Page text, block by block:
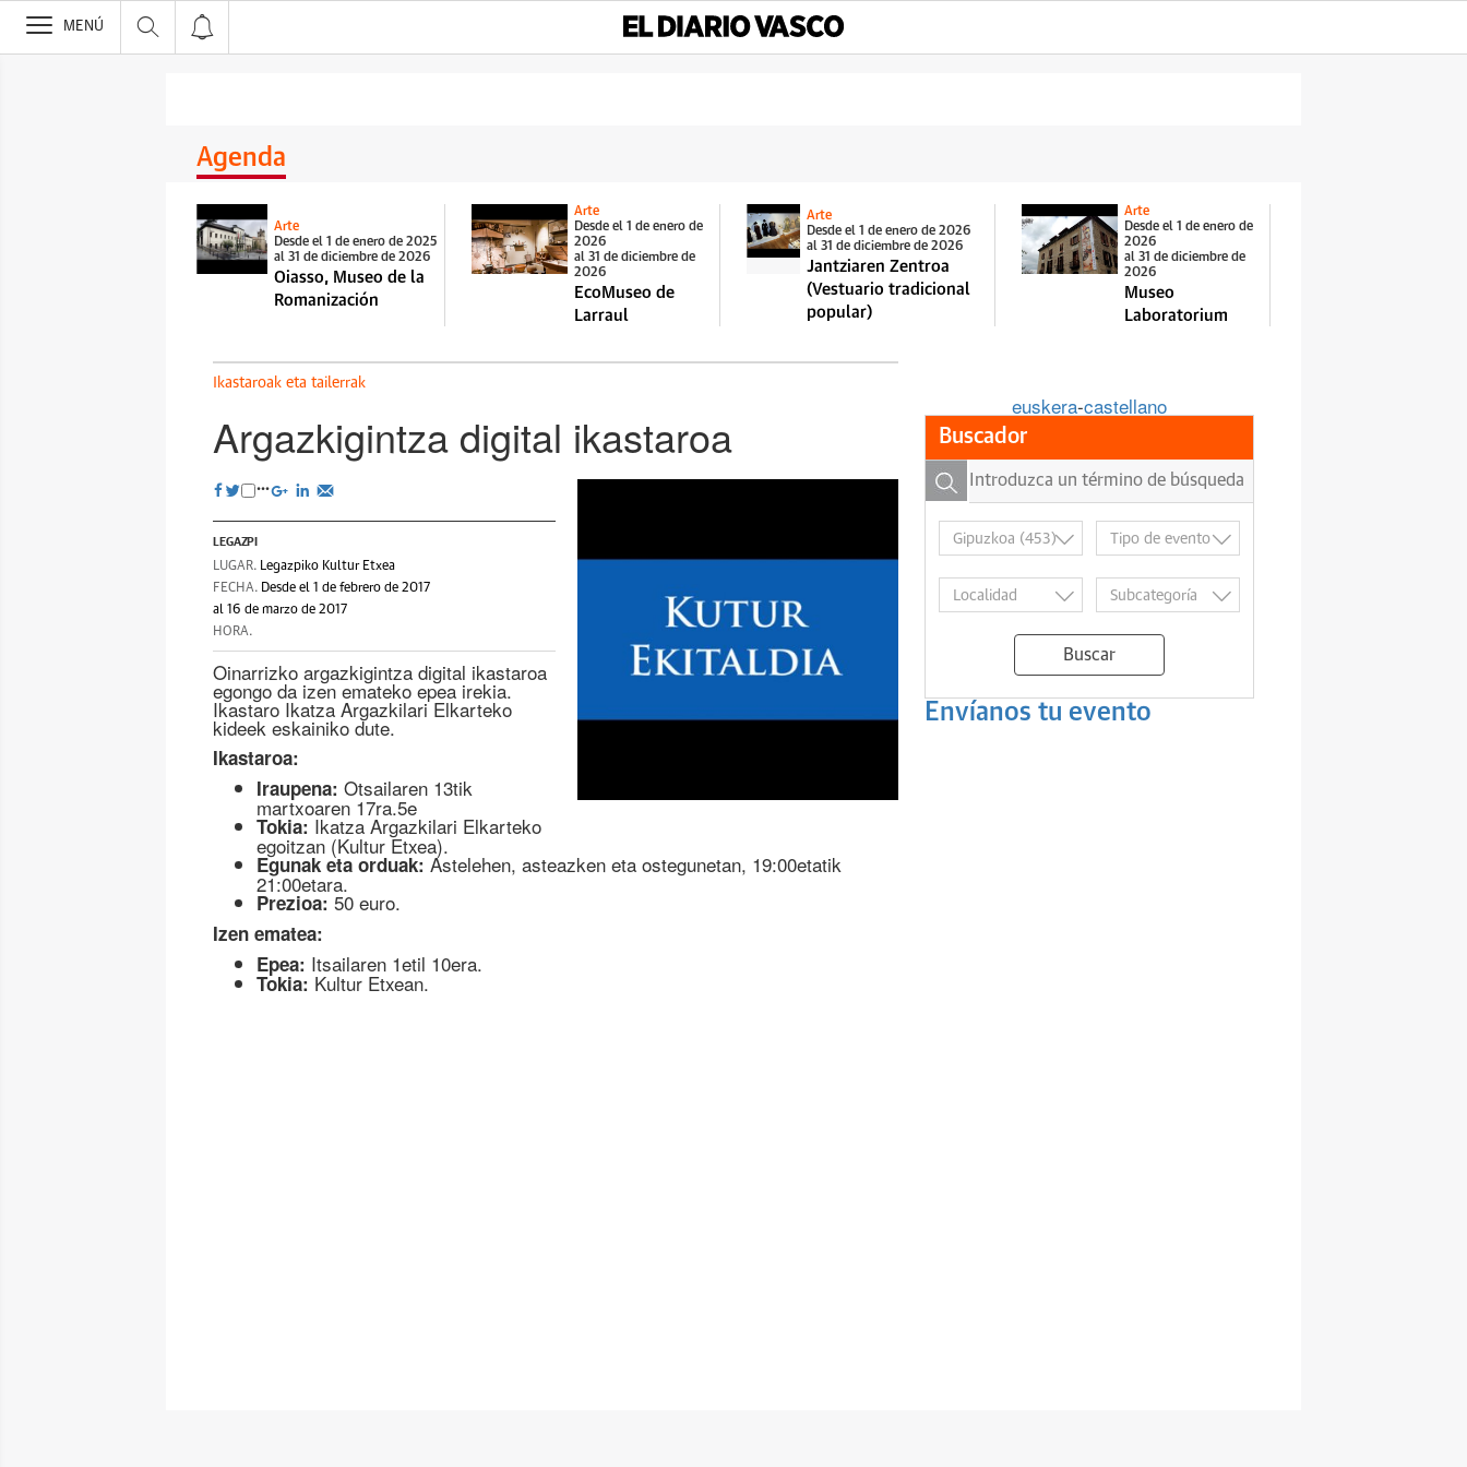
>
MENÚ
Agenda
Arte
Desde el 1 de enero de 2025
al 31 de diciembre de 2026
Oiasso, Museo de la
Romanización
Arte
Desde el 1 de enero de
2026
al 31 de diciembre de
2026
EcoMuseo de
Larraul
Arte
Desde el 1 de enero de 2026
al 31 de diciembre de 2026
Jantziaren Zentroa
(Vestuario tradicional
popular)
Arte
Desde el 1 de enero de
2026
al 31 de diciembre de
2026
Museo
Laboratorium
Ikastaroak eta tailerrak
Argazkigintza digital ikastaroa
LEGAZPI
LUGAR. Legazpiko Kultur Etxea
FECHA. Desde el 1 de febrero de 2017
al 16 de marzo de 2017
HORA.
Oinarrizko argazkigintza digital ikastaroa
egongo da izen emateko epea irekia.
Ikastaro Ikatza Argazkilari Elkarteko
kideek eskainiko dute.
Ikastaroa:
Iraupena: Otsailaren 13tik
martxoaren 17ra.5e
Tokia: Ikatza Argazkilari Elkarteko
egoitzan (Kultur Etxea).
Egunak eta orduak: Astelehen, asteazken eta ostegunetan, 19:00etatik
21:00etara.
Prezioa: 50 euro.
Izen ematea:
Epea: Itsailaren 1etil 10era.
Tokia: Kultur Etxean.
euskera-castellano
Buscador
Buscar
Envíanos tu evento